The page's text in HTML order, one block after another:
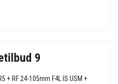
9
+ RF 24-105mm F4L IS USM +